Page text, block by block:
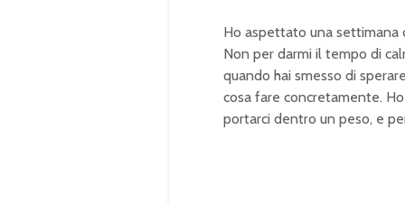
Ho aspettato una settimana
Non per darmi il tempo di
quando hai smesso di
cosa fare concretamente.
portarci dentro un peso, e